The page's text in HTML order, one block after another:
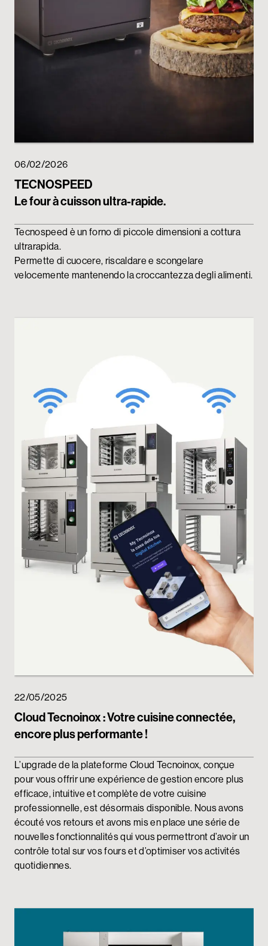
TECNOSPEED
Le four à cuisson ultra-rapide.
06/02/2026
Tecnospeed è un forno di piccole dimensioni a cottura
ultrarapida.
Permette di cuocere, riscaldare e scongelare
velocemente mantenendo la croccantezza degli alimenti.
Cloud Tecnoinox : Votre cuisine connectée,
encore plus performante !
22/05/2025
L’upgrade de la plateforme Cloud Tecnoinox, conçue
pour vous offrir une expérience de gestion encore plus
efficace, intuitive et complète de votre cuisine
professionnelle, est désormais disponible. Nous avons
écouté vos retours et avons mis en place une série de
nouvelles fonctionnalités qui vous permettront d’avoir un
contrôle total sur vos fours et d’optimiser vos activités
quotidiennes.